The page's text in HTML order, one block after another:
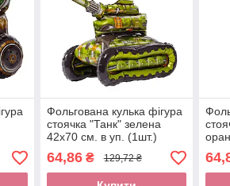
Фольгована кулька фігура
стоячка "Танк" зелена
42х70 см. в уп. (1шт.)
64,86₴ 129,72 ₴